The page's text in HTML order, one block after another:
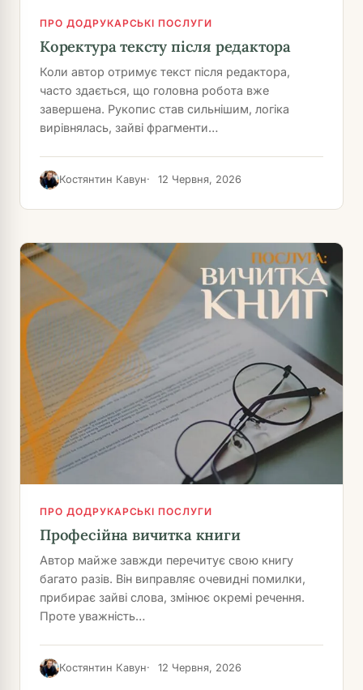
ПРО ДОДРУКАРСЬКІ ПОСЛУГИ
Коректура тексту після редактора
Коли автор отримує текст після редактора,
часто здається, що головна робота вже
завершена. Рукопис став сильнішим, логіка
вирівнялась, зайві фрагменти…
Костянтин Кавун 12 Червня, 2026
ПРО ДОДРУКАРСЬКІ ПОСЛУГИ
Професійна вичитка книги
Автор майже завжди перечитує свою книгу
багато разів. Він виправляє очевидні помилки,
прибирає зайві слова, змінює окремі речення.
Проте уважність…
Костянтин Кавун 12 Червня, 2026